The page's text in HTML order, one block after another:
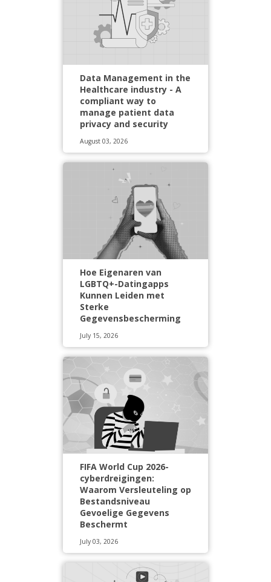
Data Management in the
Healthcare industry - A
compliant way to
manage patient data
privacy and security
August 03, 2026
Hoe Eigenaren van
LGBTQ+-Datingapps
Kunnen Leiden met
Sterke
Gegevensbescherming
July 15, 2026
FIFA World Cup 2026-
cyberdreigingen:
Waarom Versleuteling op
Bestandsniveau
Gevoelige Gegevens
Beschermt
July 03, 2026